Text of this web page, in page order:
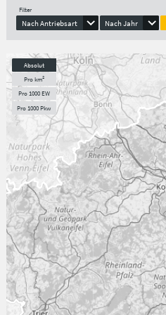
Filter
Nach Antriebsart Nach Jahr
Absolut
Pro km²
Pro 1000 EW
Pro 1000 Pkw